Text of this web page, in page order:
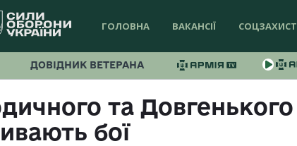
ГОЛОВНА ВАКАНСІЇ СОЦЗАХИСТ
ДОВІДНИК ВЕТЕРАНА
та Довгенького
бої